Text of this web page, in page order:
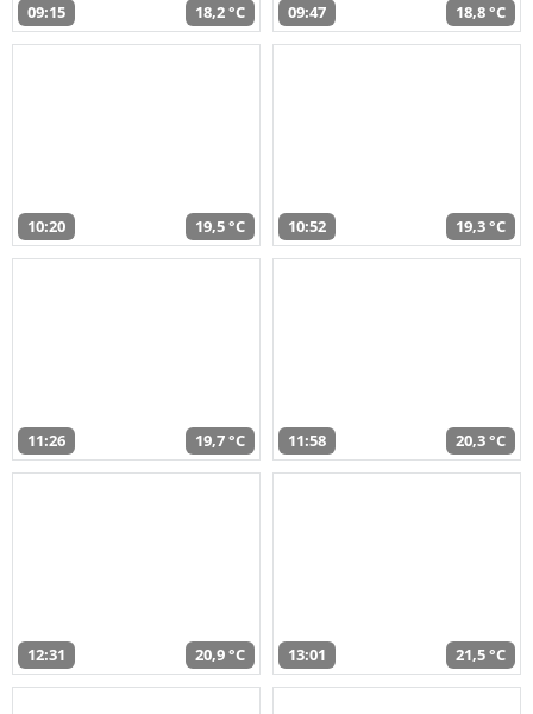
09:15 18,2 °C 09:47 18,8 °C
10:20 19,5 °C 10:52 19,3 °C
11:26 19,7 °C 11:58 20,3 °C
12:31 20,9 °C 13:01 21,5 °C